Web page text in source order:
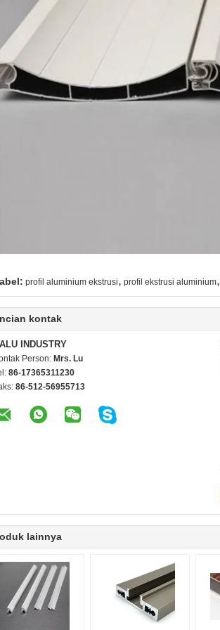
profil aluminium ekstrusi, profil ekstrusi aluminium,
kontak
INDUSTRY
Person: Mrs. Lu
86-17365311230
86-512-56955713
lainnya